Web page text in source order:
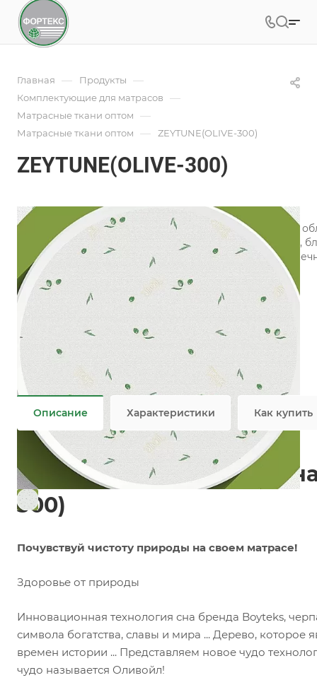
Главная — Продукты —
Комплектующие для матрасов —
Матрасные ткани оптом —
Матрасные ткани оптом — ZEYTUNE(OLIVE-300)
ZEYTUNE(OLIVE-300)
Под заказ Арт. ZEYTUNE(OLIVE-300)
Инновационная матрасная ткань ZEYTUNE(OLIVE-
масла благодаря новейшей технологии микрокапсул,
баланс влаги в коже, одновременно добавляя
Подробности
Характеристики
75.0%PES/25.0%VIS
Добавки
Плотность
301 гр/м2
Все характеристики
Описание Характеристики Как купить
Инновационная
300)
Почувствуй чистоту природы на своем матрасе!
Здоровье от природы
Инновационная технология сна бренда Boyteks,
символа богатства, славы и мира ... Дерево,
времен истории ... Представляем новое чудо
чудо называется Оливойл!